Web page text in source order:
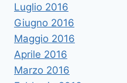
Luglio 2016
Giugno 2016
Maggio 2016
Aprile 2016
Marzo 2016